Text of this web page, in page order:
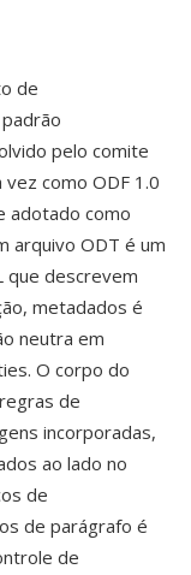
de
pelo comite
vez como ODF 1.0
adotado como
arquivo ODT é um
que descrevem
metadados é
neutra em
O corpo do
de
incorporadas,
ao lado no
de
de parágrafo é
de